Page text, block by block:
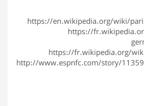
https://en.wikipedia.org/wiki/
https://
https://fr.wikipedia.org/
http://www.espnfc.com/story/